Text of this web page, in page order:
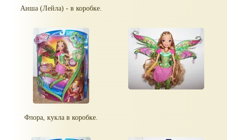
Аиша (Лейла) - в коробке.
Флора, кукла в коробке.